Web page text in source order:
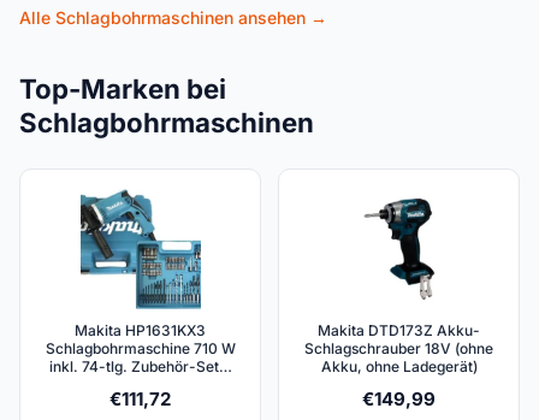
Alle Schlagbohrmaschinen ansehen →
Top-Marken bei
Schlagbohrmaschinen
Makita HP1631KX3
Schlagbohrmaschine 710 W
inkl. 74-tlg. Zubehör-Set…
€111,72
Makita DTD173Z Akku-
Schlagschrauber 18V (ohne
Akku, ohne Ladegerät)
€149,99